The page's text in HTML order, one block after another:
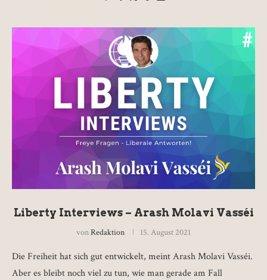
Liberty Interviews – Arash Molavi Vasséi
vonRedaktion 15. August 2021
Die Freiheit hat sich gut entwickelt, meint Arash Molavi Vasséi.
Aber es bleibt noch viel zu tun, wie man gerade am Fall